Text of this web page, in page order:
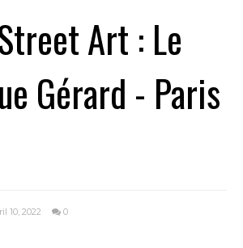
Art : Le
Gérard - Paris
10, 2022 0